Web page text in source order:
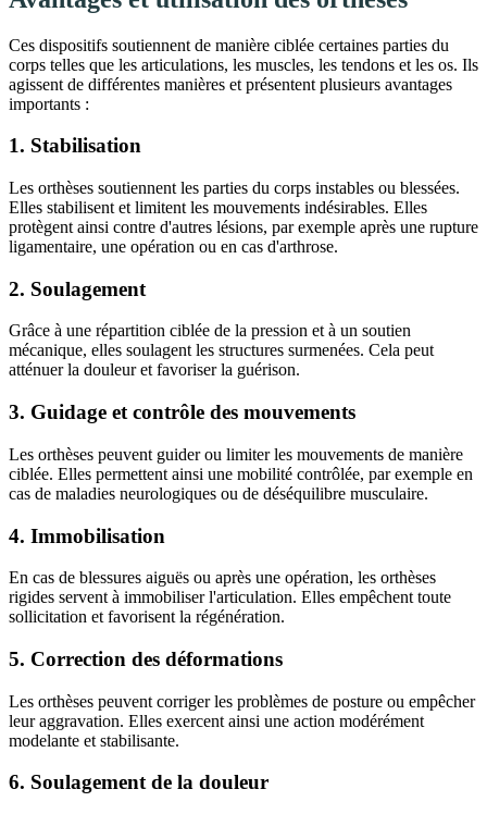
Ces dispositifs soutiennent de manière ciblée certaines parties du
corps telles que les articulations, les muscles, les tendons et les os. Ils
agissent de différentes manières et présentent plusieurs avantages
importants :
1. Stabilisation
Les orthèses soutiennent les parties du corps instables ou blessées.
Elles stabilisent et limitent les mouvements indésirables. Elles
protègent ainsi contre d'autres lésions, par exemple après une rupture
ligamentaire, une opération ou en cas d'arthrose.
2. Soulagement
Grâce à une répartition ciblée de la pression et à un soutien
mécanique, elles soulagent les structures surmenées. Cela peut
atténuer la douleur et favoriser la guérison.
3. Guidage et contrôle des mouvements
Les orthèses peuvent guider ou limiter les mouvements de manière
ciblée. Elles permettent ainsi une mobilité contrôlée, par exemple en
cas de maladies neurologiques ou de déséquilibre musculaire.
4. Immobilisation
En cas de blessures aiguës ou après une opération, les orthèses
rigides servent à immobiliser l'articulation. Elles empêchent toute
sollicitation et favorisent la régénération.
5. Correction des déformations
Les orthèses peuvent corriger les problèmes de posture ou empêcher
leur aggravation. Elles exercent ainsi une action modérément
modelante et stabilisante.
6. Soulagement de la douleur